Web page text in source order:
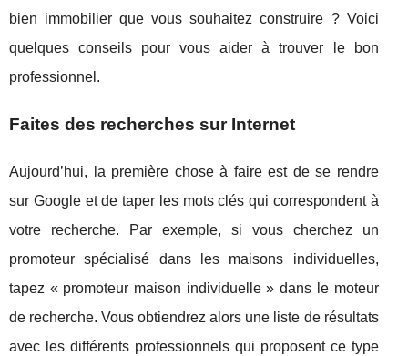
bien immobilier que vous souhaitez construire ? Voici
quelques conseils pour vous aider à trouver le bon
professionnel.
Faites des recherches sur Internet
Aujourd’hui, la première chose à faire est de se rendre
sur Google et de taper les mots clés qui correspondent à
votre recherche. Par exemple, si vous cherchez un
promoteur spécialisé dans les maisons individuelles,
tapez « promoteur maison individuelle » dans le moteur
de recherche. Vous obtiendrez alors une liste de résultats
avec les différents professionnels qui proposent ce type